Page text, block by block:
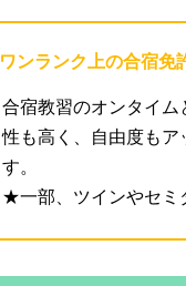
ワンランク上の合宿免
合宿教習のオンタイ
性も高く、自由度もア
す。
★一部、ツインやセミ